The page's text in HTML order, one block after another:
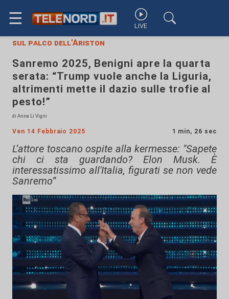
☰ LIVE
sul palco dell’Ariston
Sanremo 2025, Benigni apre la quarta
serata: “Trump vuole anche la Liguria,
altrimenti mette il dazio sulle trofie al
pesto!”
di Anna Li Vigni
Ven 14 Febbraio 2025 1 min, 26 sec
L’attore toscano ospite alla kermesse: "Sapete
chi ci sta guardando? Elon Musk. È
interessatissimo all'Italia, figurati se non vede
Sanremo”